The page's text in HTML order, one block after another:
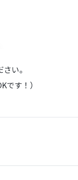
い。
です！）